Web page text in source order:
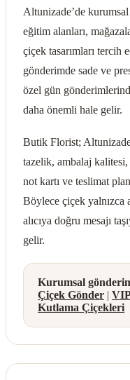
Altunizade’de
eğitim alanları,
çiçek tasarımları
gönderimde sade ve
özel gün
daha önemli hale gelir.
Butik Florist;
tazelik, ambalaj
not kartı ve teslimat
Böylece çiçek yalnızca
alıcıya doğru mesajı
gelir.
Kurumsal
Çiçek Gönder |
Kutlama Çiçekleri